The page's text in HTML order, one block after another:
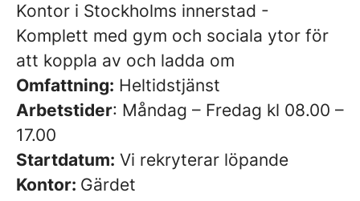
Kontor i Stockholms innerstad -
Komplett med gym och sociala ytor för
att koppla av och ladda om
Omfattning: Heltidstjänst
Arbetstider: Måndag – Fredag kl 08.00 –
17.00
Startdatum: Vi rekryterar löpande
Kontor: Gärdet